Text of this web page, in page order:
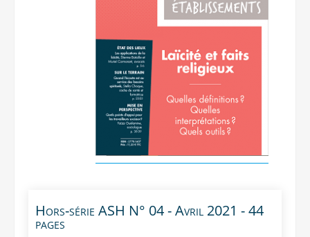
Hors-série ASH N° 04 - Avril 2021 - 44
pages